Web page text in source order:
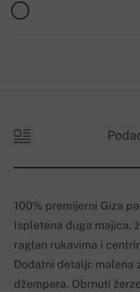
100% premijerni Giza
Ispletena duga majica,
raglan rukavima i
Dodatni detalji: malena
džempera. Obrnuti